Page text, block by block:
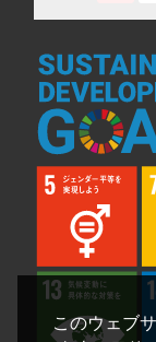
このウェブ